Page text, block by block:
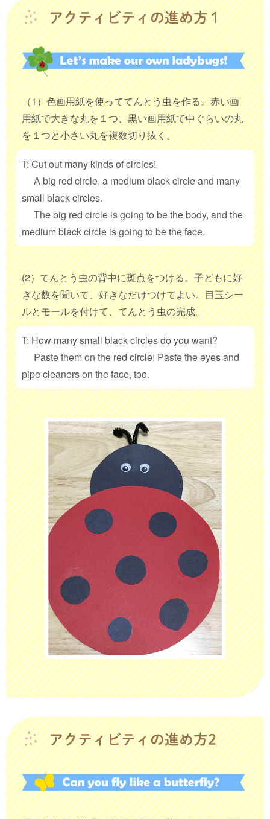
（1）色画用紙を使っててんとう虫を作る。赤い画
用紙で大きな丸を１つ、黒い画用紙で中ぐらいの丸
を１つと小さい丸を複数切り抜く。
T: Cut out many kinds of circles!
A big red circle, a medium black circle and many
small black circles.
The big red circle is going to be the body, and the
medium black circle is going to be the face.
(2）てんとう虫の背中に斑点をつける。子どもに好
きな数を聞いて、好きなだけつけてよい。目玉シー
ルとモールを付けて、てんとう虫の完成。
T: How many small black circles do you want?
Paste them on the red circle! Paste the eyes and
pipe cleaners on the face, too.